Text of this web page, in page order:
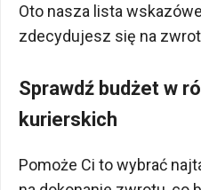
Oto nasza lista
zdecydujesz się na
Sprawdź budżet w
kurierskich
Pomoże Ci to wybrać